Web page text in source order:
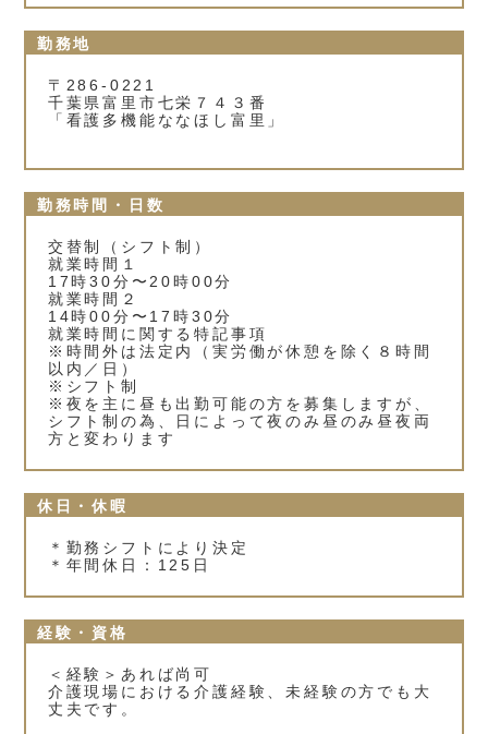
勤務地
〒286-0221
千葉県富里市七栄７４３番
「看護多機能ななほし富里」
勤務時間・日数
交替制（シフト制）
就業時間１
17時30分〜20時00分
就業時間２
14時00分〜17時30分
就業時間に関する特記事項
※時間外は法定内（実労働が休憩を除く８時間
以内／日）
※シフト制
※夜を主に昼も出勤可能の方を募集しますが、
シフト制の為、日によって夜のみ昼のみ昼夜両
方と変わります
休日・休暇
＊勤務シフトにより決定
＊年間休日：125日
経験・資格
＜経験＞あれば尚可
介護現場における介護経験、未経験の方でも大
丈夫です。